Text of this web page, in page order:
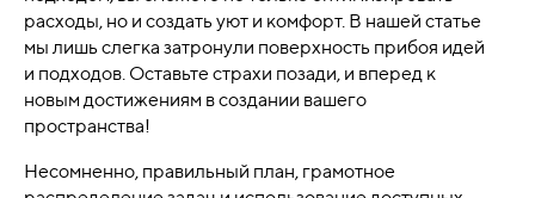
расходы, но и создать уют и комфорт. В нашей статье
мы лишь слегка затронули поверхность прибоя идей
и подходов. Оставьте страхи позади, и вперед к
новым достижениям в создании вашего
пространства!
Несомненно, правильный план, грамотное